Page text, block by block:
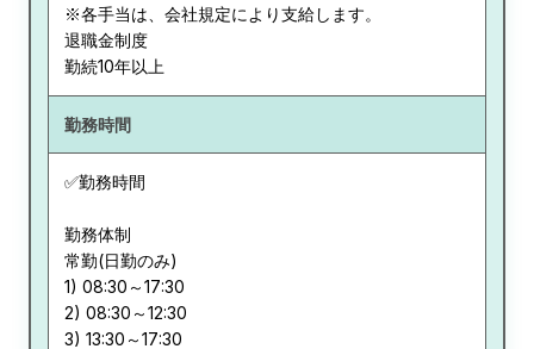
※各手当は、会社規定により支給します。
退職金制度
勤続10年以上
勤務時間
✅勤務時間
勤務体制
常勤(日勤のみ)
1) 08:30～17:30
2) 08:30～12:30